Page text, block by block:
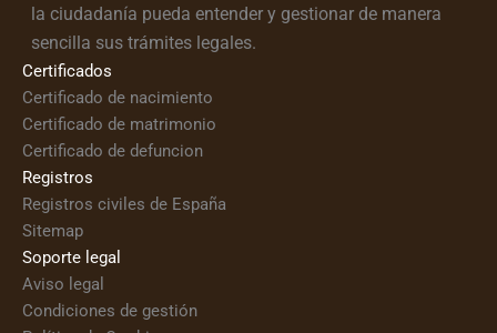
la ciudadanía pueda entender y gestionar de manera
sencilla sus trámites legales.
Certificados
Certificado de nacimiento
Certificado de matrimonio
Certificado de defuncion
Registros
Registros civiles de España
Sitemap
Soporte legal
Aviso legal
Condiciones de gestión